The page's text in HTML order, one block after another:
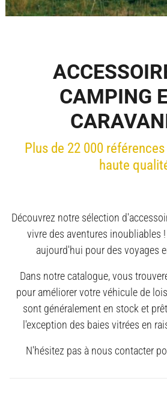
CAMPING
Plus de 22 000
haute
Découvrez notre sélection
vivre des aventures inoubliables
aujourd'hui pour des voyages
Dans notre catalogue, vous
pour améliorer votre véhicule de
sont généralement en stock et
l'exception des baies vitrées en
N'hésitez pas à nous contacter